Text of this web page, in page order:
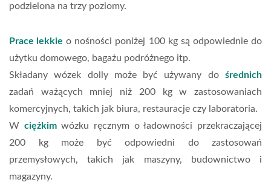
podzielona na trzy poziomy.
Prace lekkie o nośności poniżej 100 kg są odpowiednie do
użytku domowego, bagażu podróżnego itp.
Składany wózek dolly może być używany do średnich
zadań ważących mniej niż 200 kg w zastosowaniach
komercyjnych, takich jak biura, restauracje czy laboratoria.
W ciężkimwózku ręcznym o ładowności przekraczającej
200 kg może być odpowiedni do zastosowań
przemysłowych, takich jak maszyny, budownictwo i
magazyny.